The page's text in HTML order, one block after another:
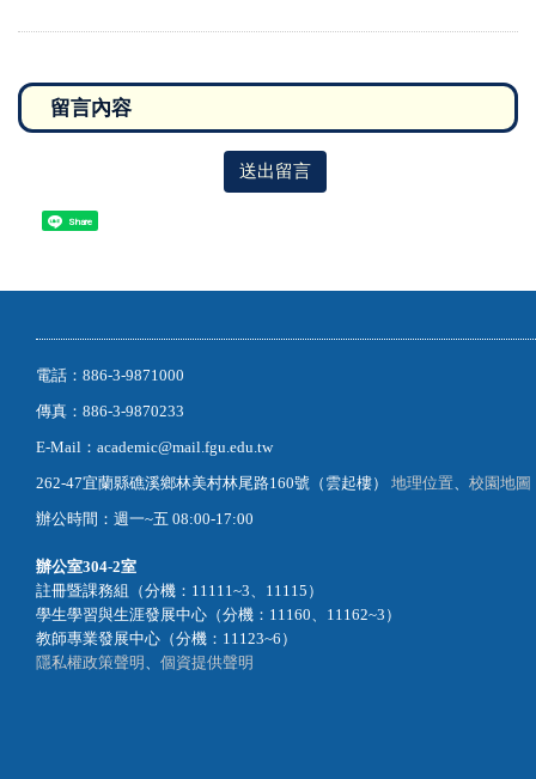
送出留言
Share
電話：886-3-9871000
傳真：886-3-9870233
E-Mail：academic@mail.fgu.edu.tw
262-47宜蘭縣礁溪鄉林美村林尾路160號（雲起樓） 地理位置
校園地圖
辦公時間：週一~五 08:00-17:00
辦公室304-2室
註冊暨課務組（分機：11111~3、11115）
學生學習與生涯發展中心（分機：11160、11162~3）
教師專業發展中心（分機：11123~6）
隱私權政策聲明
個資提供聲明